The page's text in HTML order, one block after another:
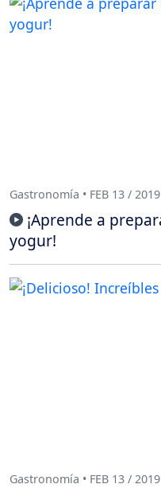
Gastronomía • FEB 13 / 2019
¡Aprende a
yogur!
Gastronomía • FEB 13 / 2019